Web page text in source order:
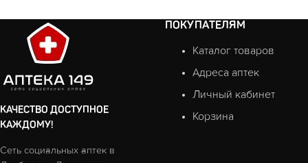
КАЧЕСТВО ДОСТУПНОЕ
КАЖДОМУ!
Сеть социальных аптек в
ПОКУПАТЕЛЯМ
Каталог товаров
Адреса аптек
Личный кабинет
Корзина